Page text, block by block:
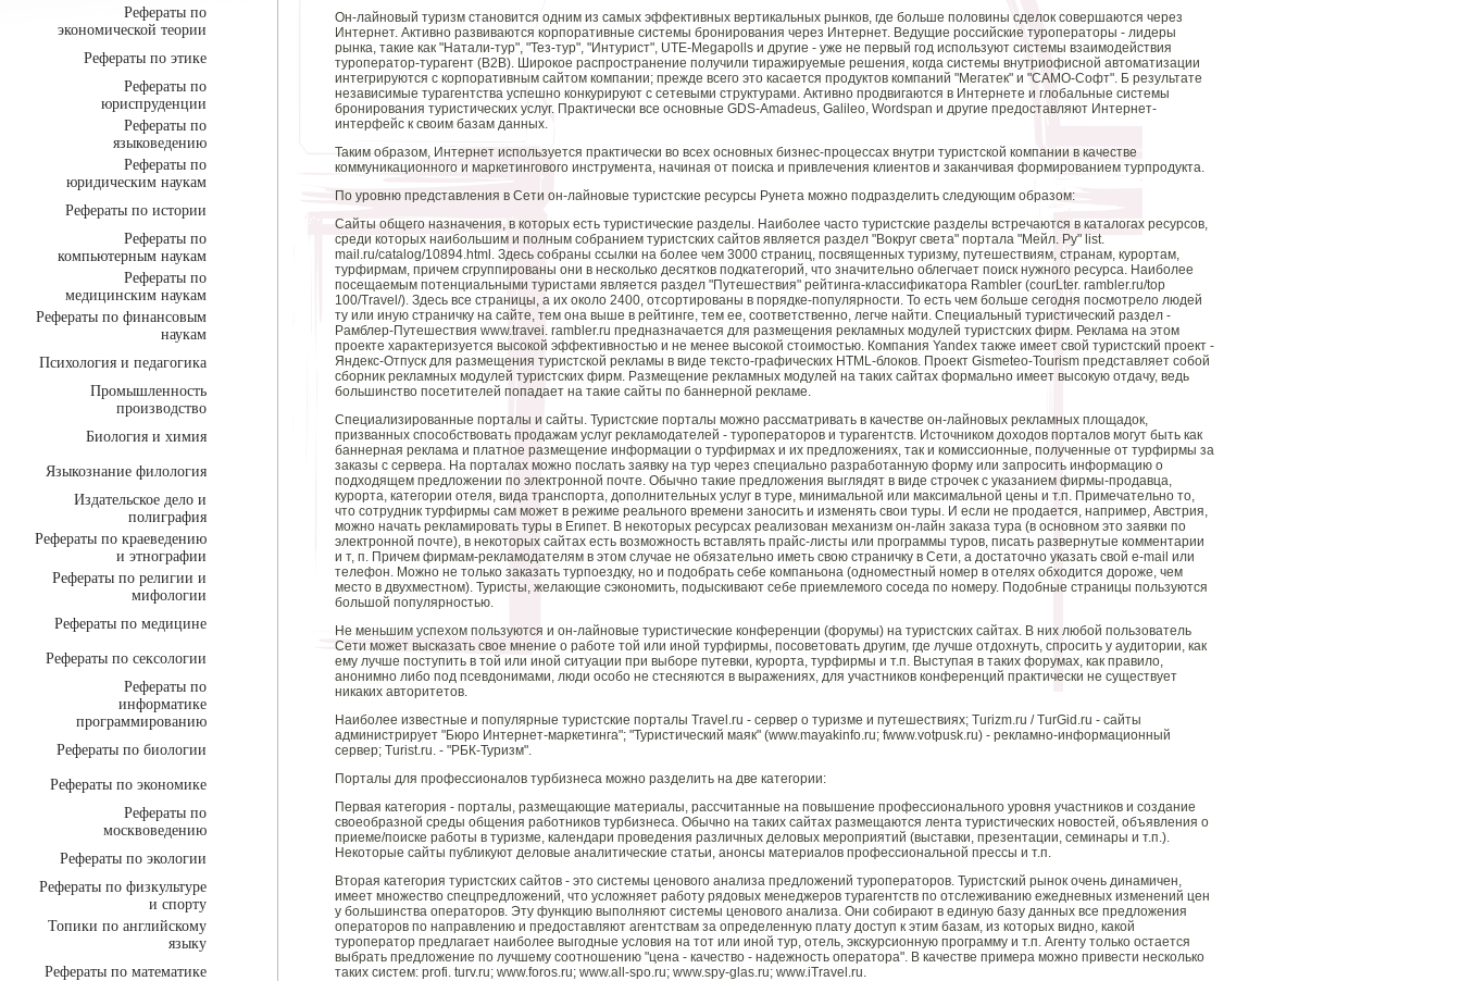
Рефераты по
экономической теории
Рефераты по этике
Рефераты по
юриспруденции
Рефераты по
языковедению
Рефераты по
юридическим наукам
Рефераты по истории
Рефераты по
компьютерным наукам
Рефераты по
медицинским наукам
Рефераты по финансовым
наукам
Психология и педагогика
Промышленность
производство
Биология и химия
Языкознание филология
Издательское дело и
полиграфия
Рефераты по краеведению
и этнографии
Рефераты по религии и
мифологии
Рефераты по медицине
Рефераты по сексологии
Рефераты по
информатике
программированию
Рефераты по биологии
Рефераты по экономике
Рефераты по
москвоведению
Рефераты по экологии
Рефераты по физкультуре
и спорту
Топики по английскому
языку
Рефераты по математике
Он-лайновый туризм становится одним из самых эффективных вертикальных рынков, где больше половины сделок совершаются через
Интернет. Активно развиваются корпоративные системы бронирования через Интернет. Ведущие российские туроператоры - лидеры
рынка, такие как "Натали-тур", "Тез-тур", "Интурист", UTE-Megapolls и другие - уже не первый год используют системы взаимодействия
туроператор-турагент (В2В). Широкое распространение получили тиражируемые решения, когда системы внутриофисной автоматизации
интегрируются с корпоративным сайтом компании; прежде всего это касается продуктов компаний "Мегатек" и "САМО-Софт". Б результате
независимые турагентства успешно конкурируют с сетевыми структурами. Активно продвигаются в Интернете и глобальные системы
бронирования туристических услуг. Практически все основные GDS-Amadeus, Galileo, Wordspan и другие предоставляют Интернет-
интерфейс к своим базам данных.
Таким образом, Интернет используется практически во всех основных бизнес-процессах внутри туристской компании в качестве
коммуникационного и маркетингового инструмента, начиная от поиска и привлечения клиентов и заканчивая формированием турпродукта.
По уровню представления в Сети он-лайновые туристские ресурсы Рунета можно подразделить следующим образом:
Сайты общего назначения, в которых есть туристические разделы. Наиболее часто туристские разделы встречаются в каталогах ресурсов,
среди которых наибольшим и полным собранием туристских сайтов является раздел "Вокруг света" портала "Мейл. Ру" list.
mail.ru/catalog/10894.html. Здесь собраны ссылки на более чем 3000 страниц, посвященных туризму, путешествиям, странам, курортам,
турфирмам, причем сгруппированы они в несколько десятков подкатегорий, что значительно облегчает поиск нужного ресурса. Наиболее
посещаемым потенциальными туристами является раздел "Путешествия" рейтинга-классификатора Rambler (courLter. rambler.ru/top
100/Travel/). Здесь все страницы, а их около 2400, отсортированы в порядке-популярности. То есть чем больше сегодня посмотрело людей
ту или иную страничку на сайте, тем она выше в рейтинге, тем ее, соответственно, легче найти. Специальный туристический раздел -
Рамблер-Путешествия www.travei. rambler.ru предназначается для размещения рекламных модулей туристских фирм. Реклама на этом
проекте характеризуется высокой эффективностью и не менее высокой стоимостью. Компания Yandex также имеет свой туристский проект -
Яндекс-Отпуск для размещения туристской рекламы в виде тексто-графических HTML-блоков. Проект Gismeteo-Tourism представляет собой
сборник рекламных модулей туристских фирм. Размещение рекламных модулей на таких сайтах формально имеет высокую отдачу, ведь
большинство посетителей попадает на такие сайты по баннерной рекламе.
Специализированные порталы и сайты. Туристские порталы можно рассматривать в качестве он-лайновых рекламных площадок,
призванных способствовать продажам услуг рекламодателей - туроператоров и турагентств. Источником доходов порталов могут быть как
баннерная реклама и платное размещение информации о турфирмах и их предложениях, так и комиссионные, полученные от турфирмы за
заказы с сервера. На порталах можно послать заявку на тур через специально разработанную форму или запросить информацию о
подходящем предложении по электронной почте. Обычно такие предложения выглядят в виде строчек с указанием фирмы-продавца,
курорта, категории отеля, вида транспорта, дополнительных услуг в туре, минимальной или максимальной цены и т.п. Примечательно то,
что сотрудник турфирмы сам может в режиме реального времени заносить и изменять свои туры. И если не продается, например, Австрия,
можно начать рекламировать туры в Египет. В некоторых ресурсах реализован механизм он-лайн заказа тура (в основном это заявки по
электронной почте), в некоторых сайтах есть возможность вставлять прайс-листы или программы туров, писать развернутые комментарии
и т, п. Причем фирмам-рекламодателям в этом случае не обязательно иметь свою страничку в Сети, а достаточно указать свой e-mail или
телефон. Можно не только заказать турпоездку, но и подобрать себе компаньона (одноместный номер в отелях обходится дороже, чем
место в двухместном). Туристы, желающие сэкономить, подыскивают себе приемлемого соседа по номеру. Подобные страницы пользуются
большой популярностью.
Не меньшим успехом пользуются и он-лайновые туристические конференции (форумы) на туристских сайтах. В них любой пользователь
Сети может высказать свое мнение о работе той или иной турфирмы, посоветовать другим, где лучше отдохнуть, спросить у аудитории, как
ему лучше поступить в той или иной ситуации при выборе путевки, курорта, турфирмы и т.п. Выступая в таких форумах, как правило,
анонимно либо под псевдонимами, люди особо не стесняются в выражениях, для участников конференций практически не существует
никаких авторитетов.
Наиболее известные и популярные туристские порталы Travel.ru - сервер о туризме и путешествиях; Turizm.ru / TurGid.ru - сайты
администрирует "Бюро Интернет-маркетинга"; "Туристический маяк" (www.mayakinfo.ru; fwww.votpusk.ru) - рекламно-информационный
сервер; Turist.ru. - "РБК-Туризм".
Порталы для профессионалов турбизнеса можно разделить на две категории:
Первая категория - порталы, размещающие материалы, рассчитанные на повышение профессионального уровня участников и создание
своеобразной среды общения работников турбизнеса. Обычно на таких сайтах размещаются лента туристических новостей, объявления о
приеме/поиске работы в туризме, календари проведения различных деловых мероприятий (выставки, презентации, семинары и т.п.).
Некоторые сайты публикуют деловые аналитические статьи, анонсы материалов профессиональной прессы и т.п.
Вторая категория туристских сайтов - это системы ценового анализа предложений туроператоров. Туристский рынок очень динамичен,
имеет множество спецпредложений, что усложняет работу рядовых менеджеров турагентств по отслеживанию ежедневных изменений цен
у большинства операторов. Эту функцию выполняют системы ценового анализа. Они собирают в единую базу данных все предложения
операторов по направлению и предоставляют агентствам за определенную плату доступ к этим базам, из которых видно, какой
туроператор предлагает наиболее выгодные условия на тот или иной тур, отель, экскурсионную программу и т.п. Агенту только остается
выбрать предложение по лучшему соотношению "цена - качество - надежность оператора". В качестве примера можно привести несколько
таких систем: profi. turv.ru; www.foros.ru; www.all-spo.ru; www.spy-glas.ru; www.iTravel.ru.